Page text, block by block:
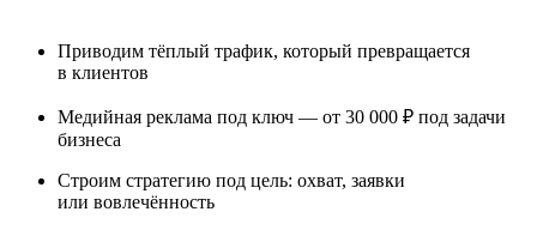
Приводим тёплый трафик, который превращается
в клиентов
Медийная реклама под ключ — от 30 000 ₽ под задачи
бизнеса
Строим стратегию под цель: охват, заявки
или вовлечённость